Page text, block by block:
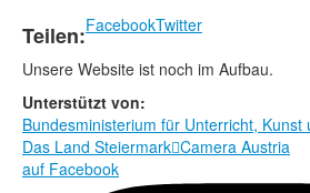
Rechtliche Informationen
Teilen:FacebookTwitter
Unsere Website ist noch im Aufbau.
Unterstützt von:
Bundesministerium für Unterricht, Kunst
Das Land SteiermarkCamera Austria
auf Facebook